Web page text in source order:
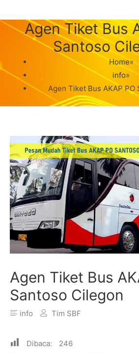
Agen Tiket Bus
Santoso
Home»
info»
Agen Tiket Bus AKAP PO
Agen Tiket Bus
Santoso Cilegon
info Tim SBF
Dibaca:
246